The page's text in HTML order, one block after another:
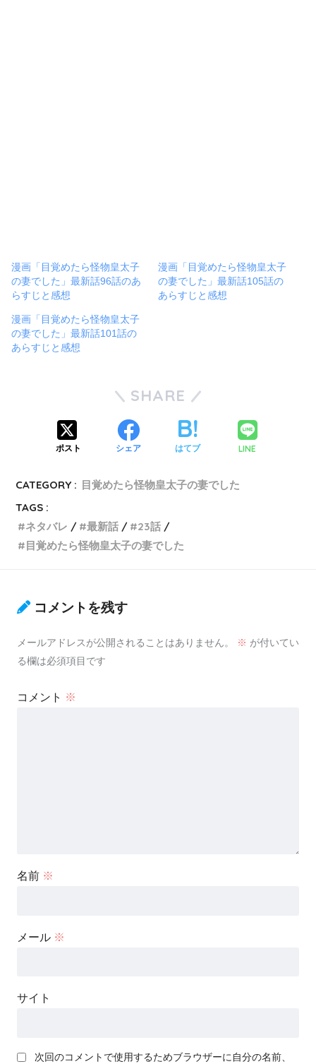
漫画「目覚めたら怪物皇太子
の妻でした」最新話96話のあ
らすじと感想
漫画「目覚めたら怪物皇太子
の妻でした」最新話105話の
あらすじと感想
漫画「目覚めたら怪物皇太子
の妻でした」最新話101話の
あらすじと感想
SHARE
ポスト シェア はてブ LINE
CATEGORY : 目覚めたら怪物皇太子の妻でした
TAGS :
ネタバレ
最新話
23話
目覚めたら怪物皇太子の妻でした
コメントを残す
メールアドレスが公開されることはありません。 ※ が付いてい
る欄は必須項目です
コメント ※
名前 ※
メール ※
サイト
次回のコメントで使用するためブラウザーに自分の名前、